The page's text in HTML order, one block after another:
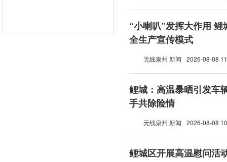
“小喇叭”发挥大作用
全生产宣传模式
无线泉州 新闻 2026-08-08
鲤城：高温暴晒引发车
手共除险情
无线泉州 新闻 2026-08-08
鲤城区开展高温慰问活